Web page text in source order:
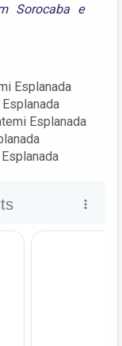
Sorocaba e
Esplanada
Esplanada